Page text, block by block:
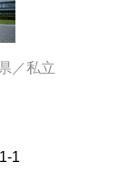
／私立
1